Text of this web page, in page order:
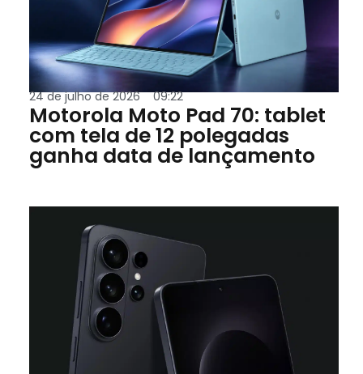
24 de julho de 2026 09:22
Motorola Moto Pad 70: tablet
com tela de 12 polegadas
ganha data de lançamento